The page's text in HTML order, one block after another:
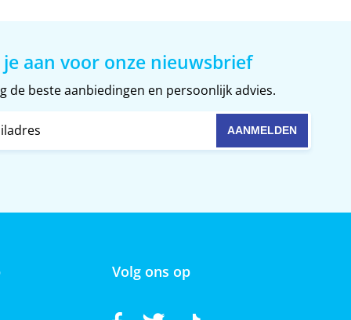
aan voor onze nieuwsbrief
de beste aanbiedingen en persoonlijk advies.
Volg ons op